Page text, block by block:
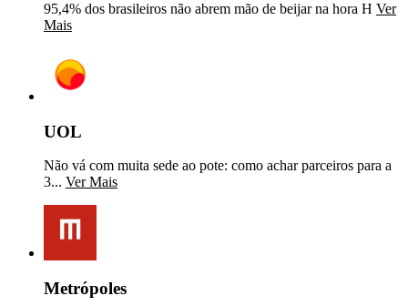
95,4% dos brasileiros não abrem mão de beijar na hora H Ver
Mais
UOL
Não vá com muita sede ao pote: como achar parceiros para a
3... Ver Mais
Metrópoles